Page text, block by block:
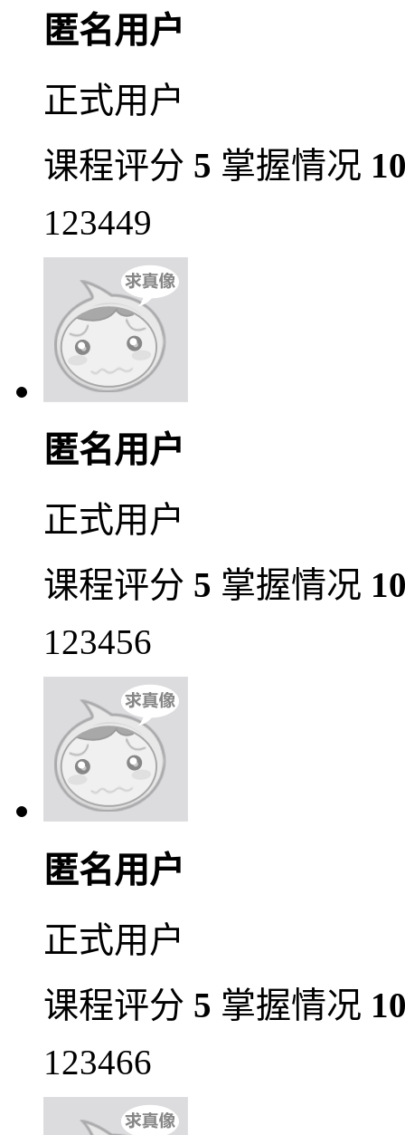
匿名用户
正式用户
课程评分 5 掌握情况
123449
匿名用户
正式用户
课程评分 5 掌握情况
123456
匿名用户
正式用户
课程评分 5 掌握情况
123466